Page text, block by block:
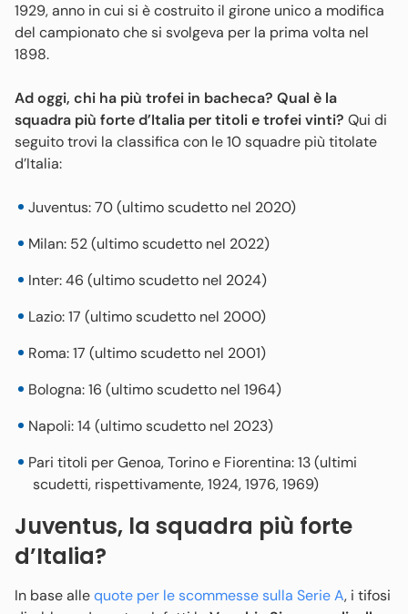
1929, anno in cui si è costruito il girone unico a modifica
del campionato che si svolgeva per la prima volta nel
1898.
Ad oggi, chi ha più trofei in bacheca? Qual è la
squadra più forte d’Italia per titoli e trofei vinti? Qui di
seguito trovi la classifica con le 10 squadre più titolate
d’Italia:
Juventus: 70 (ultimo scudetto nel 2020)
Milan: 52 (ultimo scudetto nel 2022)
Inter: 46 (ultimo scudetto nel 2024)
Lazio: 17 (ultimo scudetto nel 2000)
Roma: 17 (ultimo scudetto nel 2001)
Bologna: 16 (ultimo scudetto nel 1964)
Napoli: 14 (ultimo scudetto nel 2023)
Pari titoli per Genoa, Torino e Fiorentina: 13 (ultimi
scudetti, rispettivamente, 1924, 1976, 1969)
Juventus, la squadra più forte
d’Italia?
In base allequote per le scommesse sulla Serie A, i tifosi